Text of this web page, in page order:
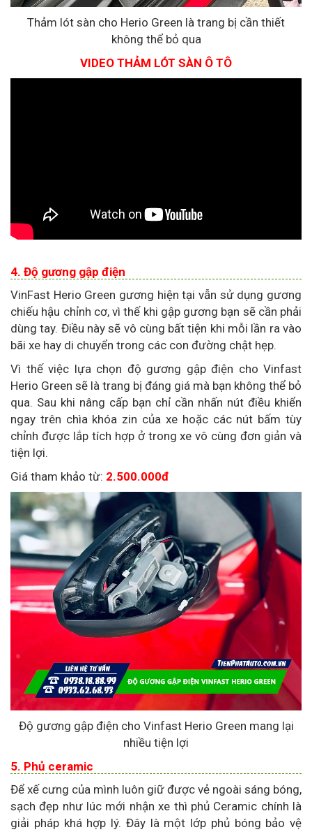
Thảm lót sàn cho Herio Green là trang bị cần thiết
không thể bỏ qua
VIDEO THẢM LÓT SÀN Ô TÔ
4. Độ gương gập điện
VinFast Herio Green gương hiện tại vẫn sử dụng gương
chiếu hậu chỉnh cơ, vì thế khi gập gương bạn sẽ cần phải
dùng tay. Điều này sẽ vô cùng bất tiện khi mỗi lần ra vào
bãi xe hay di chuyển trong các con đường chật hẹp.
Vì thế việc lựa chọn độ gương gập điện cho Vinfast
Herio Green sẽ là trang bị đáng giá mà bạn không thể bỏ
qua. Sau khi nâng cấp bạn chỉ cần nhấn nút điều khiển
ngay trên chìa khóa zin của xe hoặc các nút bấm tùy
chỉnh được lắp tích hợp ở trong xe vô cùng đơn giản và
tiện lợi.
Giá tham khảo từ: 2.500.000đ
Độ gương gập điện cho Vinfast Herio Green mang lại
nhiều tiện lợi
5. Phủ ceramic
Để xế cưng của mình luôn giữ được vẻ ngoài sáng bóng,
sạch đẹp như lúc mới nhận xe thì phủ Ceramic chính là
giải pháp khá hợp lý. Đây là một lớp phủ bóng bảo vệ